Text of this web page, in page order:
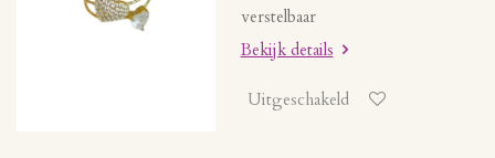
verstelbaar
Bekijk details
Uitgeschakeld